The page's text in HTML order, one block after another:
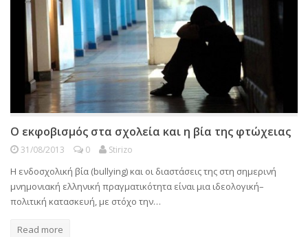
Ο εκφοβισμός στα σχολεία και η βία της φτώχειας
31/08/2013 0 Stirizo
Η ενδοσχολική βία (bullying) και οι διαστάσεις της στη σημερινή
μνημονιακή ελληνική πραγματικότητα είναι μια ιδεολογική–
πολιτική κατασκευή, με στόχο την…
Read more